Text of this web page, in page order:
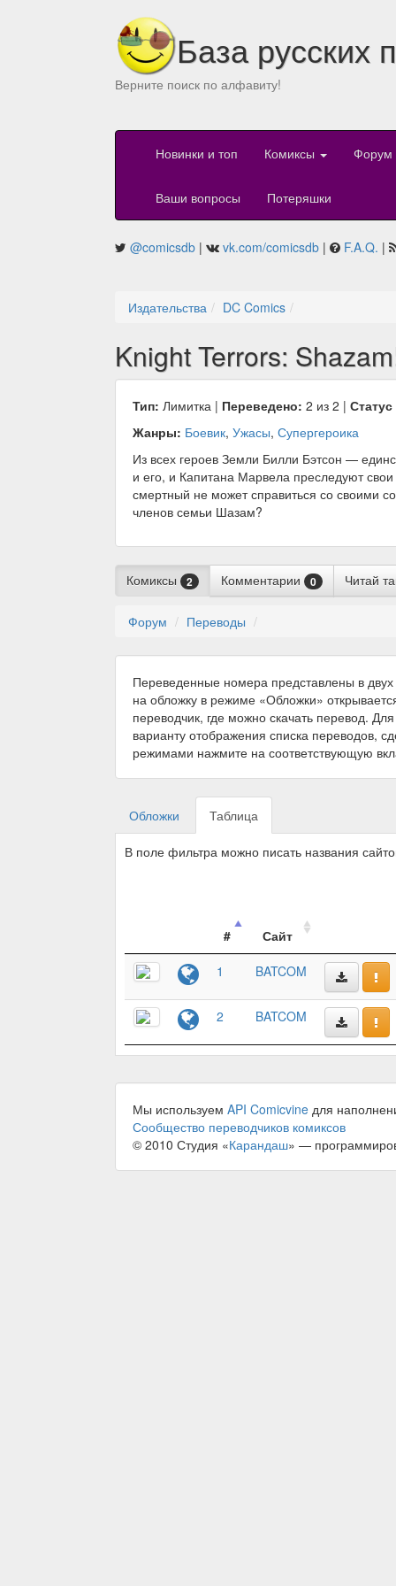
База русских
Верните поиск по алфавиту!
Новинки и топ Комиксы Форум
Ваши вопросы Потеряшки
@comicsdb | vk.com/comicsdb | F.A.Q. |
Издательства DC Comics
Knight Terrors:
Тип: Лимитка | Переведено: 2 из 2 |
Жанры: Боевик, Ужасы, Супергероика
Из всех героев Земли Билли Бэтсон —
и его, и Капитана Марвела преследуют
смертный не может справиться со своими
членов семьи Шазам?
Комиксы 2 Комментарии 0 Читай
Форум Переводы
Переведенные номера представлены в
на обложку в режиме «Обложки»
переводчик, где можно скачать перевод.
варианту отображения списка переводов,
режимами нажмите на соответствующую
Обложки Таблица
В поле фильтра можно писать названия
#
Сайт
1
BATCOM
2 BATCOM
Мы используем API Comicvine для
Сообщество переводчиков комиксов
© 2010 Студия «Карандаш» —